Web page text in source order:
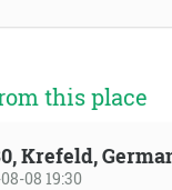
this place
Krefeld,
08 19:30